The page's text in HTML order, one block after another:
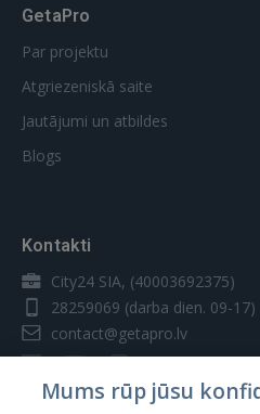
GetaPro
Par projektu
Atgriezeniskā saite
Jautājumi un atbildes
Blogs
Kontakti
City24 SIA, (40003692375)
28259069 (darba dien. 09-17)
contact@getapro.lv
Mums rūp jūsu